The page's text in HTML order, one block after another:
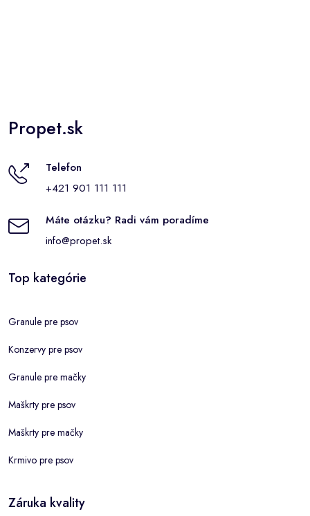
Propet.sk
Telefon
+421 901 111 111
Máte otázku? Radi vám poradíme
info@propet.sk
Top kategórie
Granule pre psov
Konzervy pre psov
Granule pre mačky
Maškrty pre psov
Maškrty pre mačky
Krmivo pre psov
Záruka kvality